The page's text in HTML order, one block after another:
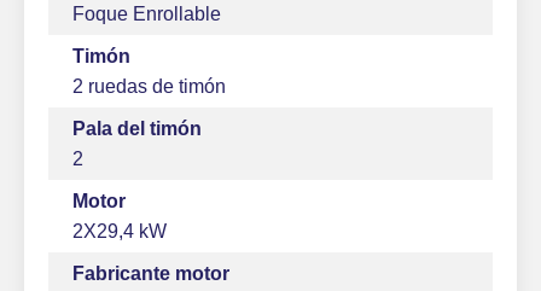
Foque Enrollable
Timón
2 ruedas de timón
Pala del timón
2
Motor
2X29,4 kW
Fabricante motor